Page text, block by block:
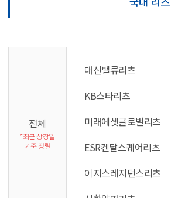
전체
*최근 상장일
기준 정렬
대신밸류리츠
KB스타리츠
미래에셋글로벌리츠
ESR켄달스퀘어리츠
이지스레지던스리츠